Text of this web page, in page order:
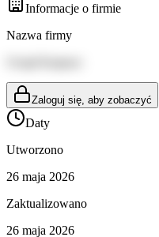
Informacje o firmie
Nazwa firmy
Zaloguj się, aby zobaczyć
Daty
Utworzono
26 maja 2026
Zaktualizowano
26 maja 2026